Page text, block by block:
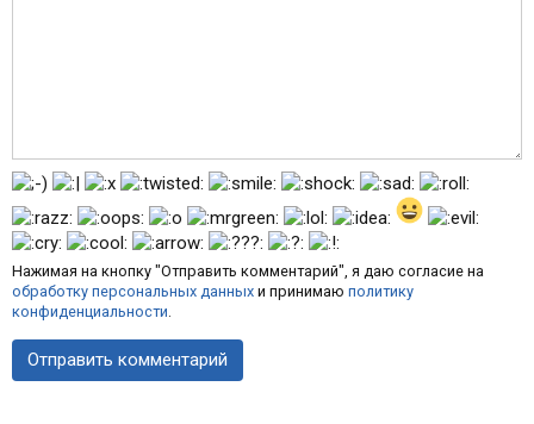
Нажимая на кнопку "Отправить комментарий", я даю согласие на
обработку персональных данных и принимаю политику
конфиденциальности